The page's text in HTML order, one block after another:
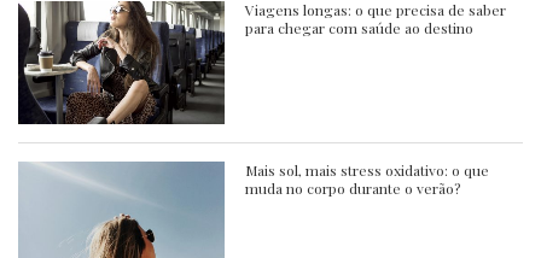
Viagens longas: o que precisa de saber
para chegar com saúde ao destino
Mais sol, mais stress oxidativo: o que
muda no corpo durante o verão?